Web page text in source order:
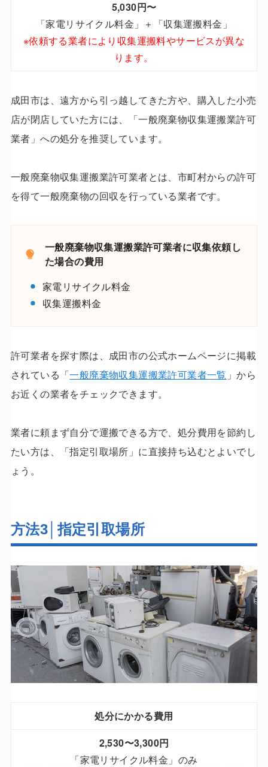
5,030円〜
「家電リサイクル料金」＋「収集運搬料金」
※依頼する業者により収集運搬料やサービスが異な
ります。
成田市は、遠方から引っ越してきた方や、購入した小売
店が閉店していた方には、「一般廃棄物収集運搬業許可
業者」への処分を推奨しています。
一般廃棄物収集運搬業許可業者とは、市町村からの許可
を得て一般廃棄物の回収を行っている業者です。
一般廃棄物収集運搬業許可業者に収集依頼し
た場合の費用
家電リサイクル料金
収集運搬料金
許可業者を探す際は、成田市の公式ホームページに掲載
されている「一般廃棄物収集運搬業許可業者一覧 」から
お近くの業者をチェックできます。
業者に頼まず自分で運搬できる方で、処分費用を節約し
たい方は、「指定引取場所」に直接持ち込むとよいでし
ょう。
方法3│指定引取場所
処分にかかる費用
2,530〜3,300円
「家電リサイクル料金」のみ